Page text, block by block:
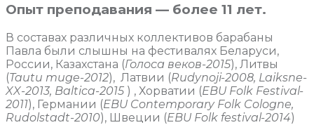
Опыт преподавания — более 11 лет.
В составах различных коллективов барабаны
Павла были слышны на фестивалях Беларуси,
России, Казахстана (Голоса веков-2015), Литвы
(Tautu muge-2012), Латвии (Rudynoji-2008, Laiksne-
XX-2013, Baltica-2015 ) , Хорватии (EBU Folk Festival-
2011), Германии (EBU Contemporary Folk Cologne,
Rudolstadt-2010), Швеции (EBU Folk festival-2014)